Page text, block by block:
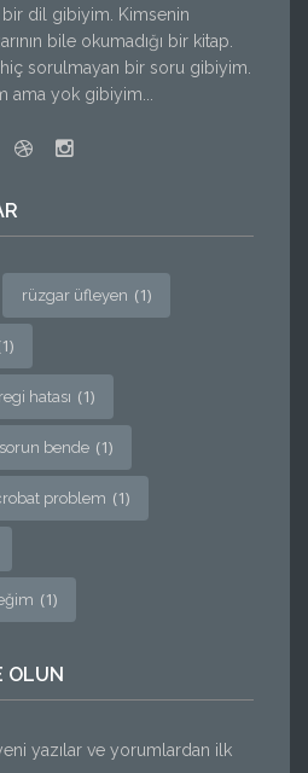
bir dil gibiyim. Kimsenin
bile okumadığı bir kitap.
sorulmayan bir soru gibiyim.
ama yok gibiyim...
rüzgar üfleyen (1)
hatası (1)
sorun bende (1)
problem (1)
(1)
OLUN
yazılar ve yorumlardan ilk